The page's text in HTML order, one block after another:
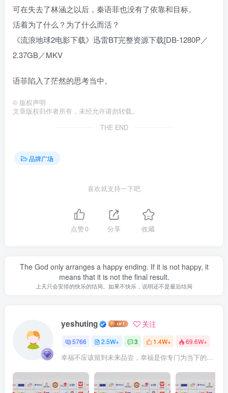
可在失去了林涵之以后，秦语菲也没有了依靠和目标。
活着为了什么？为了什么而活？
《流浪地球2电影下载》迅雷BT完整资源下载[DB-1280P／
2.37GB／MKV
语菲陷入了茫然的思考当中。
© 版权声明
文章版权归作者所有，未经允许请勿转载。
THE END
品牌广场
喜欢就支持一下吧
点赞0 分享 收藏
The God only arranges a happy ending. If it is not happy, it
means that it is not the final result.
上天只会安排的快乐的结局。如果不快乐，说明还不是最后结局
yeshuting 关注
5766 2.5W+ 3 1.4W+ 69.6W+
幸福不应该留到未来品尝，幸福是你专门为当下的自己所准备的